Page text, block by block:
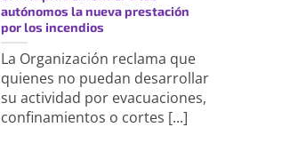
autónomos la nueva prestación
por los incendios
La Organización reclama que
quienes no puedan desarrollar
su actividad por evacuaciones,
confinamientos o cortes [...]